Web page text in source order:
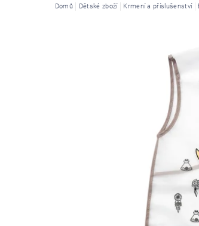
PRIME DRINK BY LOGAN PAUL A
Domů Dětské zboží Krmení a příslušenství